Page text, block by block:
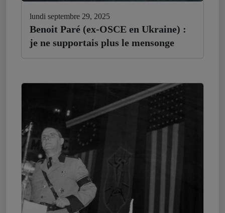
lundi septembre 29, 2025
Benoit Paré (ex-OSCE en Ukraine) :
je ne supportais plus le mensonge